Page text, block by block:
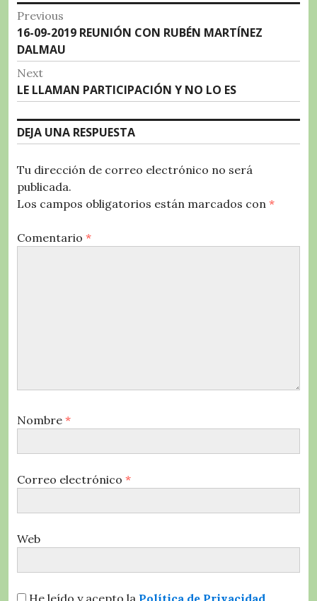
o
o
k
p m ir
Navegación
de
entradas
Previous
Previous
post:
16-09-2019 REUNIÓN CON RUBÉN MARTÍNEZ
DALMAU
Next
Next
post:
LE LLAMAN PARTICIPACIÓN Y NO LO ES
DEJA UNA RESPUESTA
Tu dirección de correo electrónico no será
publicada.
Los campos obligatorios están marcados con *
Comentario *
Nombre *
Correo electrónico *
Web
He leído y acepto la Política de Privacidad